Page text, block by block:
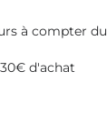
à compter du
d'achat